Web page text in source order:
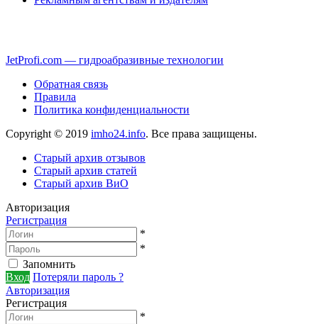
JetProfi.com — гидроабразивные технологии
Обратная связь
Правила
Политика конфиденциальности
Copyright © 2019 imho24.info. Все права защищены.
Старый архив отзывов
Старый архив статей
Старый архив ВиО
Авторизация
Регистрация
*
*
Запомнить
Вход Потеряли пароль ?
Авторизация
Регистрация
*